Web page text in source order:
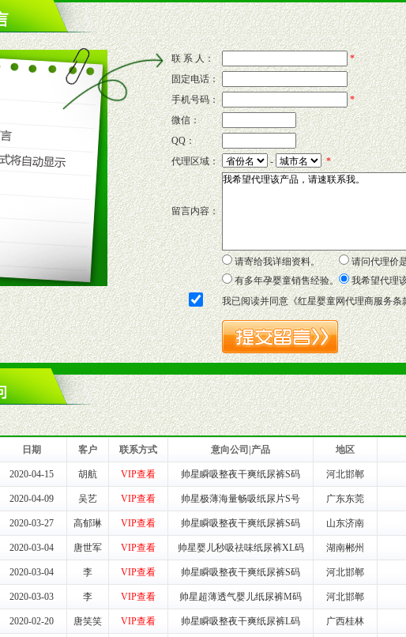
盖区域的流通渠道，孕婴童渠道，医药渠道并为之提供配送服务。
，投入意识和配合意识。
美誉度。
消费者的新需求及适应市场变化。
、POP宣传画、三折页及宣传礼品全面配赠，免费提供软硬性平面广告、电台广
品，全套合法经营手续，采取统一底价供货、严格保证区域市场独占，杜绝串货
司资执证明复印件，财务以帐单，税务发票，产品质量报告检测单，产品批号；
，采取方案，专家顾问团提供专柜、社区、HS、名人营销等各种模式市场实战操
奖励，年终完成任务返利。
跟踪服务，提供企划、咨询、培训等企业售后服务。
退换货保障制度，使经销商市场操作全程无忧。
，营养品或保健食品相关渠道者。
，有良好的商业道德，良好的商誉，良好的市场网络的公司及销售自然人。
格，统一最低零售价销售，保证良性的价格体系，保证均衡的利润体系。
好的商业信誉，具备地理区位优势。
不得窜货。
专业营养师、儿童营养专家为客户提供包括销售、营养、售后服务等各项专业培
妈手册、VI手册、专柜、POP终端宣传物料、多样化的促销物品、礼品等。
、经销商提供活动策划，物料支持、人员支持等。媒体宣传支持
销目录等全国性投放，扩大产品体宣传支持
销目录等全国性投放，扩大产品宣传，提高产品美誉度。
联 系 人：
*
固定电话：
手机号码：
*
微信：
QQ：
代理区域：
- *
留言内容：
请寄给我详细资料。
请问代理价
有多年孕婴童销售经验。
我希望代理
我已阅读并同意《红星婴童网代理商服务条
日期 客户 联系方式 意向公司|产品 地区
2020-04-15 胡航 VIP查看 帅星瞬吸整夜干爽纸尿裤S码 河北邯郸
2020-04-09 吴艺 VIP查看 帅星极薄海量畅吸纸尿片S号 广东东莞
2020-03-27 高郁琳 VIP查看 帅星瞬吸整夜干爽纸尿裤S码 山东济南
2020-03-04 唐世军 VIP查看 帅星婴儿秒吸祛味纸尿裤XL码 湖南郴州
2020-03-04 李 VIP查看 帅星瞬吸整夜干爽纸尿裤S码 河北邯郸
2020-03-03 李 VIP查看 帅星超薄透气婴儿纸尿裤M码 河北邯郸
2020-02-20 唐笑笑 VIP查看 帅星瞬吸整夜干爽纸尿裤L码 广西桂林